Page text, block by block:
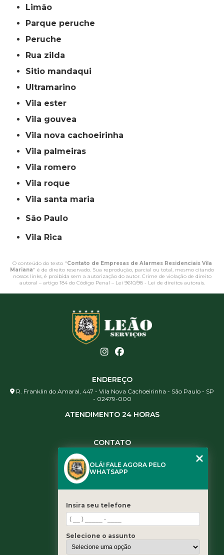
limão
parque peruche
peruche
rua zilda
sitio mandaqui
ultramarino
vila ester
vila gouvea
vila nova cachoeirinha
vila palmeiras
vila romero
vila roque
vila santa maria
São Paulo
Vila Rica
O conteúdo do texto "Contato de Empresas de Alarmes Residenciais Vila
Mariana" é de direito reservado. Sua reprodução, parcial ou total, mesmo citando
nossos links, é proibida sem a autorização do autor. Crime de violação de direito
autoral – artigo 184 do Código Penal – Lei 9610/98 - Lei de direitos autorais.
ENDEREÇO
R. Franklin do Amaral, 447 - Vila Nova Cachoeirinha - São Paulo - SP
- 02479-000
ATENDIMENTO 24 HORAS
CONTATO
(11) 3461-5871
contato@leaoservicos.com.br
Home
Quem somos
OLÁ! FALE AGORA PELO
WHATSAPP
Insira seu telefone
Selecione o assunto